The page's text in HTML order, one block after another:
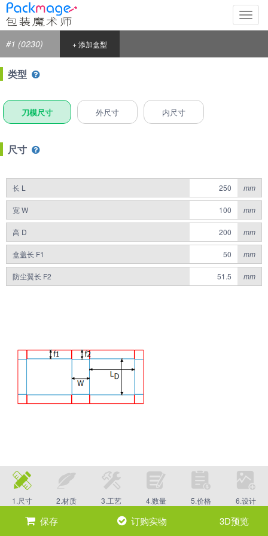
切
换
#1 (0230) + 添加盒型
类型
刀模尺寸 外尺寸 内尺寸
尺寸
长 L mm
宽 W mm
高 D mm
盒盖长 F1 mm
防尘翼长 F2 mm
1.尺寸 2.材质 3.工艺 4.数量 5.价格 6.设计
保存 订购实物 3D预览